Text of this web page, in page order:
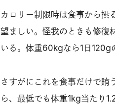
カロリー制限時は食事から摂
望ましい。怪我のときも修復
いる。体重60kgなら1日120g
さすがにこれを食事だけで賄
ら、最低でも体重1kg当たり